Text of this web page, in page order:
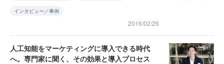
インタビュー／事例
2016/02/26
人工知能をマーケティングに導入できる時代
へ。専門家に聞く、その効果と導入プロセス